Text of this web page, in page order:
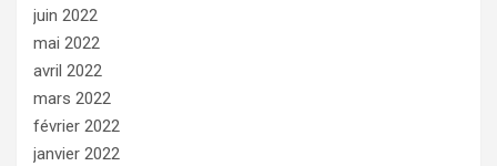
juin 2022
mai 2022
avril 2022
mars 2022
février 2022
janvier 2022